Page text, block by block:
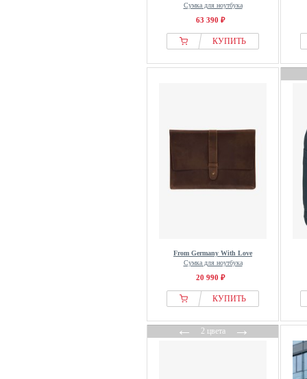
Сумка для ноутбука
63 390 ₽
КУПИТЬ
From Germany With Love
Сумка для ноутбука
20 990 ₽
КУПИТЬ
←2 цвета→